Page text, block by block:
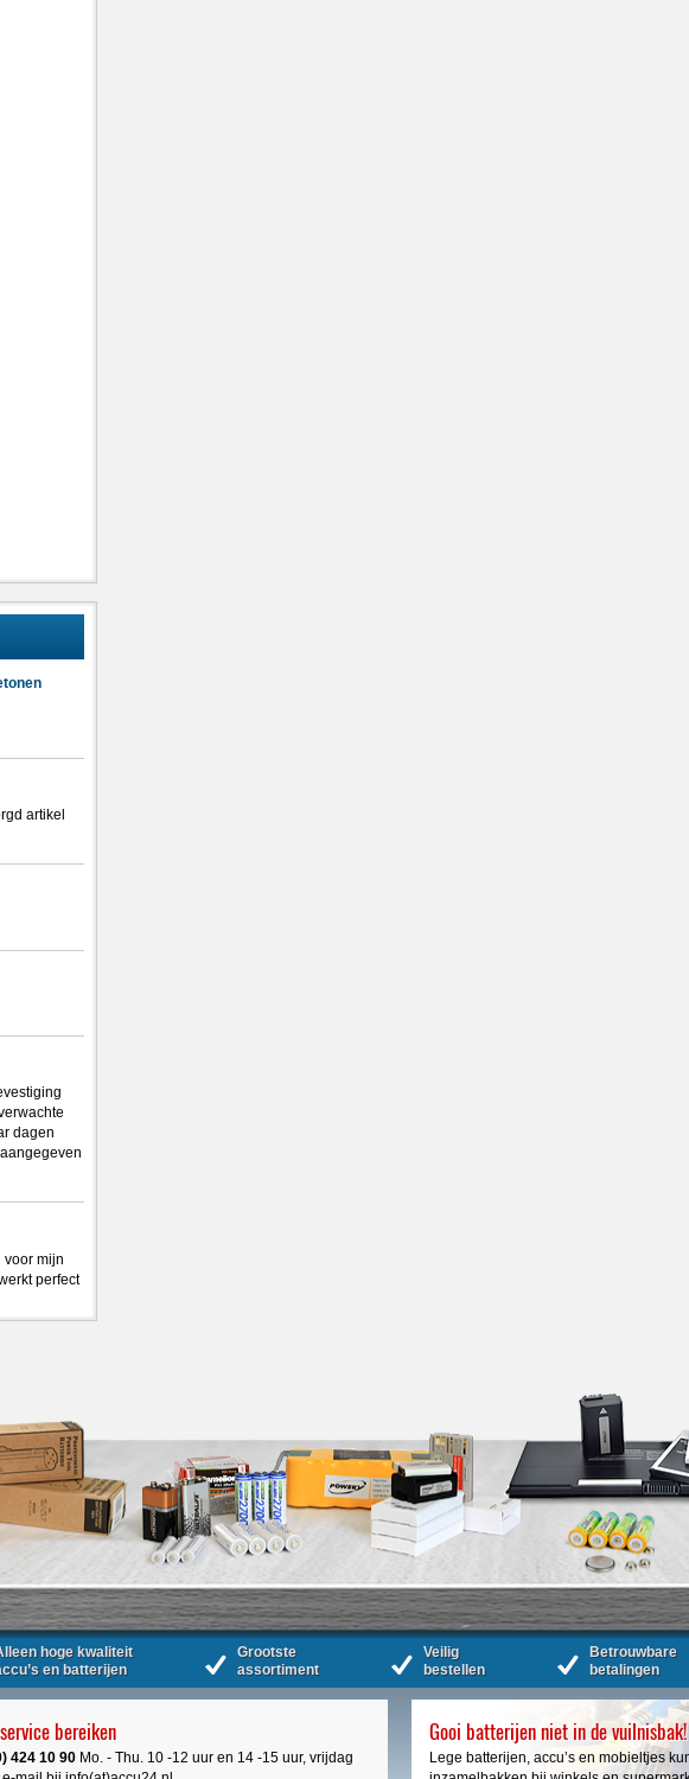
artikel
dagen
voor mijn
perfect
hoge kwaliteit
en batterijen
Grootste
assortiment
Veilig
bestellen
Betrouwbare
betalingen
bereiken
424 10 90 Mo. - Thu. 10 -12 uur en 14 -15 uur, vrijdag
Gooi batterijen niet in de vuilnisbak!
Lege batterijen, accu’s en mobieltjes